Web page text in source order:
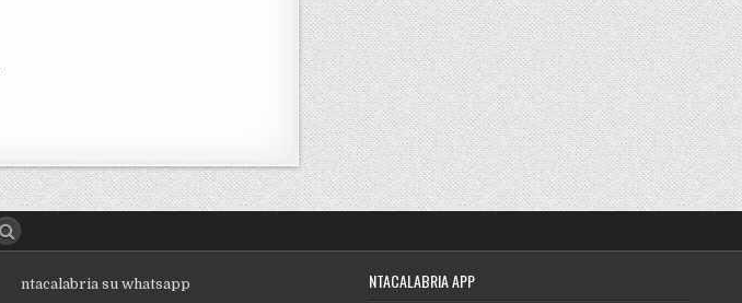
ntacalabria su whatsapp NTACALABRIA APP